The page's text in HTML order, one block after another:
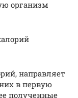
организм
направляет
в первую
полученные